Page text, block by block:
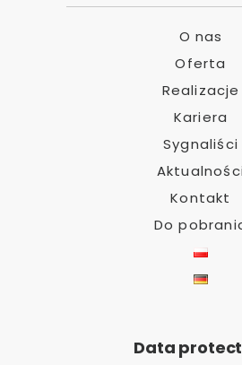
O nas
Oferta
Realizacje
Kariera
Sygnaliści
Aktualności
Kontakt
Do
Data